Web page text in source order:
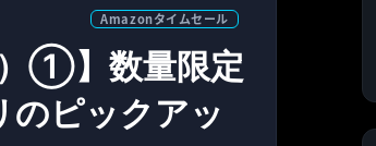
Amazonタイムセール
①】数量限定
ピックアッ